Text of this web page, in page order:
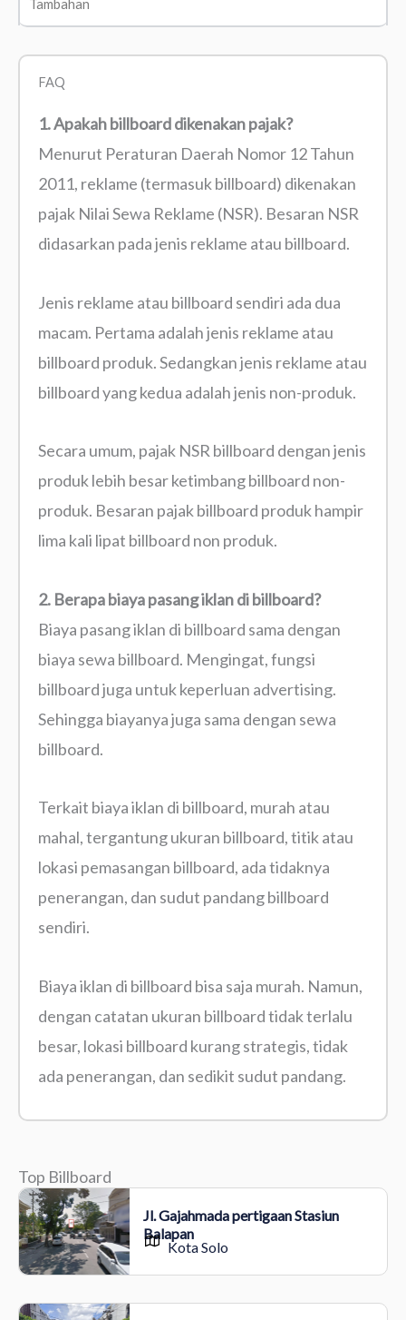
Tambahan
FAQ
1. Apakah billboard dikenakan pajak?
Menurut Peraturan Daerah Nomor 12 Tahun
2011, reklame (termasuk billboard) dikenakan
pajak Nilai Sewa Reklame (NSR). Besaran NSR
didasarkan pada jenis reklame atau billboard.
Jenis reklame atau billboard sendiri ada dua
macam. Pertama adalah jenis reklame atau
billboard produk. Sedangkan jenis reklame atau
billboard yang kedua adalah jenis non-produk.
Secara umum, pajak NSR billboard dengan jenis
produk lebih besar ketimbang billboard non-
produk. Besaran pajak billboard produk hampir
lima kali lipat billboard non produk.
2. Berapa biaya pasang iklan di billboard?
Biaya pasang iklan di billboard sama dengan
biaya sewa billboard. Mengingat, fungsi
billboard juga untuk keperluan advertising.
Sehingga biayanya juga sama dengan sewa
billboard.
Terkait biaya iklan di billboard, murah atau
mahal, tergantung ukuran billboard, titik atau
lokasi pemasangan billboard, ada tidaknya
penerangan, dan sudut pandang billboard
sendiri.
Biaya iklan di billboard bisa saja murah. Namun,
dengan catatan ukuran billboard tidak terlalu
besar, lokasi billboard kurang strategis, tidak
ada penerangan, dan sedikit sudut pandang.
Top Billboard
Jl. Gajahmada pertigaan Stasiun
Balapan
Kota Solo